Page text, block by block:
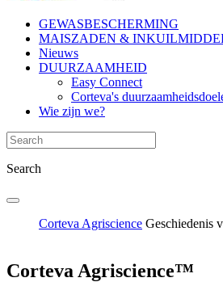
GEWASBESCHERMING
MAISZADEN &
Nieuws
DUURZAAMHEID
Easy Connect
Corteva's
Wie zijn we?
Search
Corteva Agriscience Geschiedenis
Corteva Agriscience™